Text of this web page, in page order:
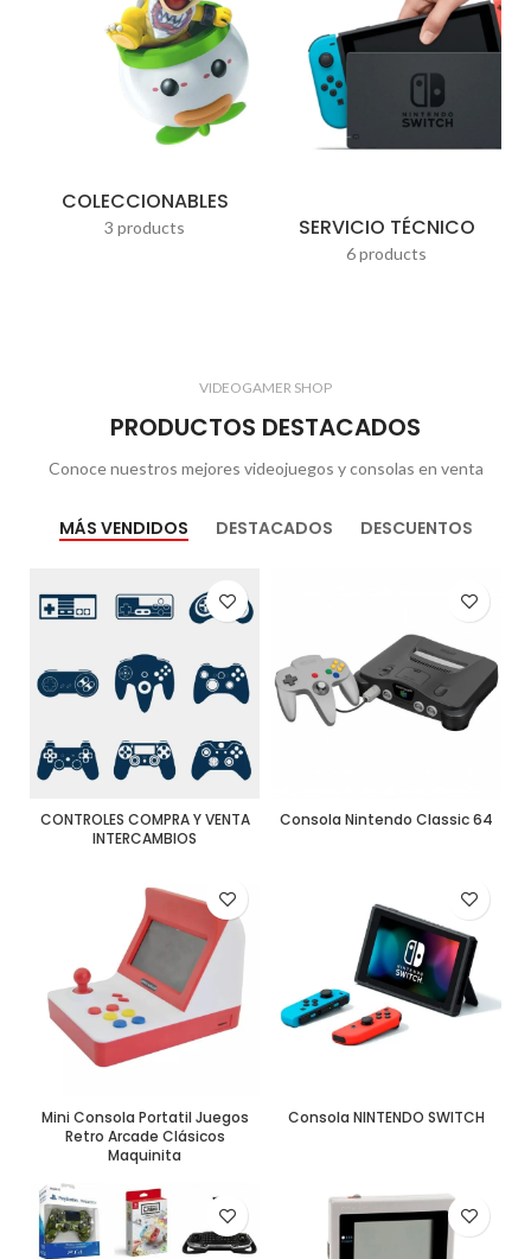
COLECCIONABLES
3 products SERVICIO TÉCNICO
6 products
VIDEOGAMER SHOP
PRODUCTOS DESTACADOS
Conoce nuestros mejores videojuegos y consolas en venta
MÁS VENDIDOS DESTACADOS DESCUENTOS
CONTROLES COMPRA Y VENTA
INTERCAMBIOS
Consola Nintendo Classic 64
Mini Consola Portatil Juegos
Retro Arcade Clásicos
Maquinita
Consola NINTENDO SWITCH